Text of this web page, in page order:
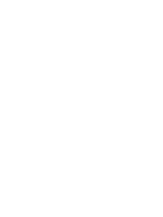
Iuxta fidem
acceptis
aspicientes et
peregrini et
qui enim haec
Et si quidem illius
habebant utique